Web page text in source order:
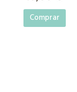
Comprar